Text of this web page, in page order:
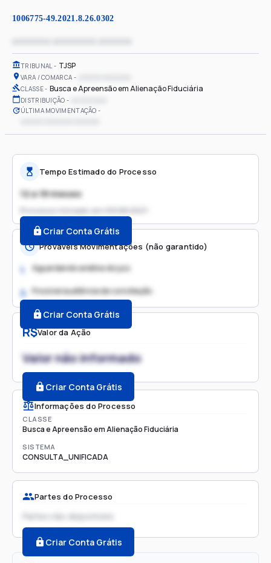
1006775-49.2021.8.26.0302
TRIBUNAL TJSP
VARA / COMARCA
CLASSE Busca e Apreensão em Alienação Fiduciária
DISTRIBUIÇÃO
ÚLTIMA MOVIMENTAÇÃO
R$Valor da Ação
Valor não informado
Criar Conta Grátis
Informações do Processo
CLASSE
Busca e Apreensão em Alienação Fiduciária
SISTEMA
CONSULTA_UNIFICADA
Partes do Processo
Partes não disponíveis
Criar Conta Grátis
Tempo Estimado do Processo
12 a 18 meses
Processo iniciado em
Criar Conta Grátis
Prováveis Movimentações (não garantido)
1. Aguardando análise do juiz
2. Possível audiência de conciliação
Criar Conta Grátis